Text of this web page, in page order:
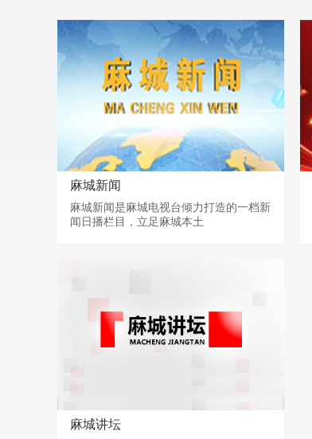
麻城新闻
麻城新闻是麻城电视台倾力打造的一档新
闻日播栏目，立足麻城本土
麻城讲坛